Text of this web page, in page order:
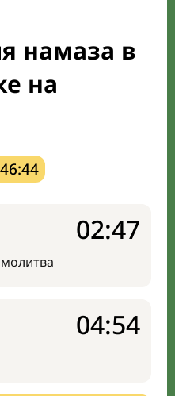
намаза в
на
02:47
04:54